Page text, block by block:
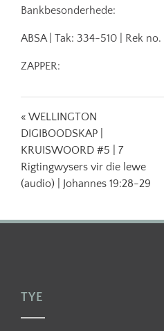
Bankbesonderhede:
ABSA | Tak: 334-510 | Rek
ZAPPER:
« WELLINGTON
DIGIBOODSKAP |
KRUISWOORD #5 | 7
Rigtingwysers vir die lewe
(audio) | Johannes 19:28-29
TYE